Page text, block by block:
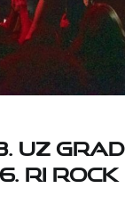
uz
Ri Rock